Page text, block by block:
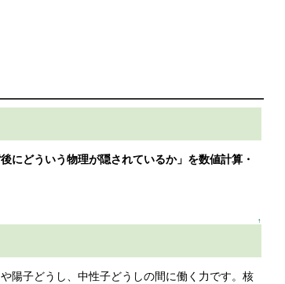
後にどういう物理が隠されているか」を数値計算・
↑
陽子どうし、中性子どうしの間に働く力です。核